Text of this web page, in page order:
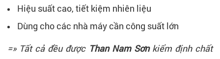
Hiệu suất cao, tiết kiệm nhiên liệu
Dùng cho các nhà máy cần công suất lớn
=» Tất cả đều được Than Nam Sơnkiểm định chất